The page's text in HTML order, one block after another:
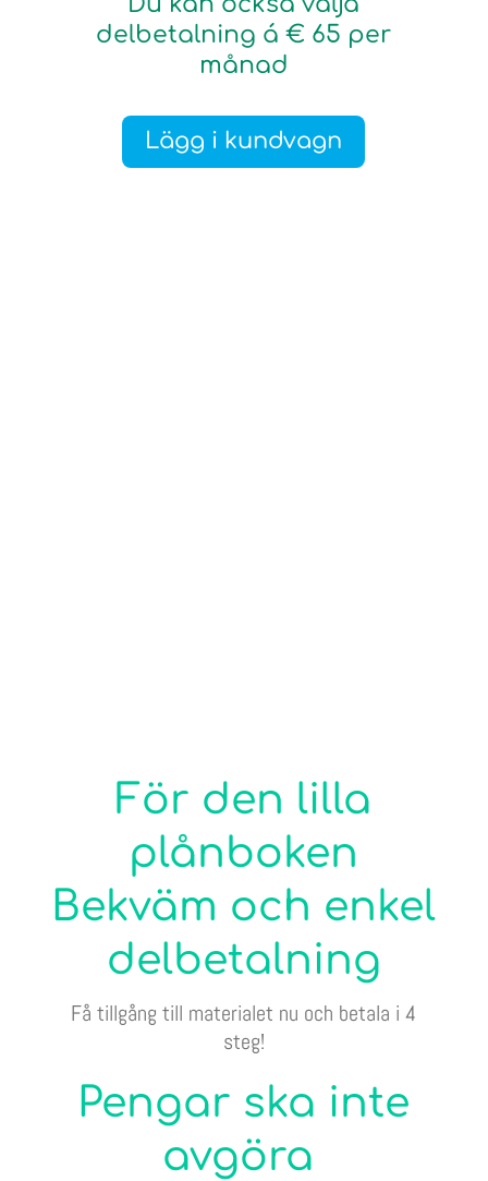
delbetalning á € 65 per
månad
Lägg i kundvagn
För den lilla
plånboken
Bekväm och enkel
delbetalning
Få tillgång till materialet nu och betala i 4
steg!
Pengar ska inte
avgöra